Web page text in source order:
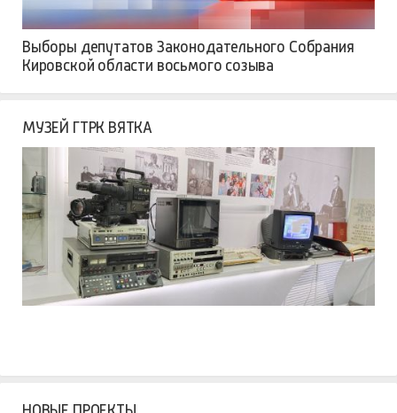
Выборы депутатов Законодательного Собрания
Кировской области восьмого созыва
МУЗЕЙ ГТРК ВЯТКА